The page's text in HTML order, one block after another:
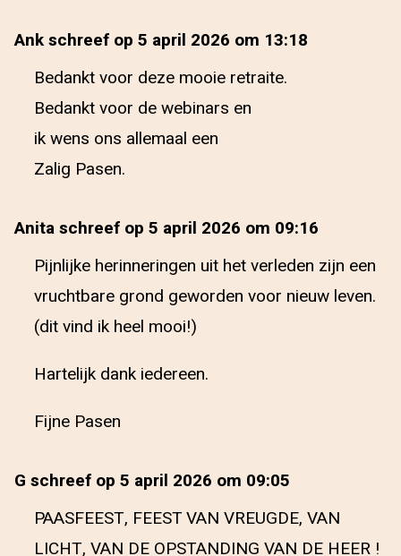
Ank schreef op 5 april 2026 om 13:18
Bedankt voor deze mooie retraite.
Bedankt voor de webinars en
ik wens ons allemaal een
Zalig Pasen.
Anita schreef op 5 april 2026 om 09:16
Pijnlijke herinneringen uit het verleden zijn een
vruchtbare grond geworden voor nieuw leven.
(dit vind ik heel mooi!)
Hartelijk dank iedereen.
Fijne Pasen
G schreef op 5 april 2026 om 09:05
PAASFEEST, FEEST VAN VREUGDE, VAN
LICHT, VAN DE OPSTANDING VAN DE HEER !